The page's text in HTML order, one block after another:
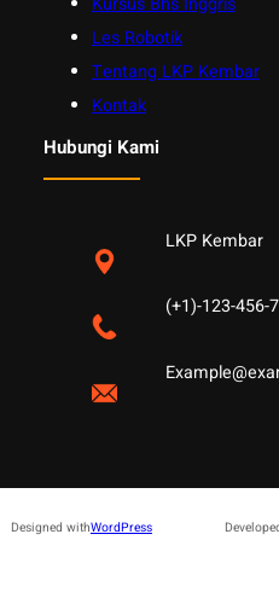
Les Robotik
Tentang LKP Kembar
Kontak
Hubungi Kami
LKP Kembar
(+1)-123-456-
Designed withWordPress